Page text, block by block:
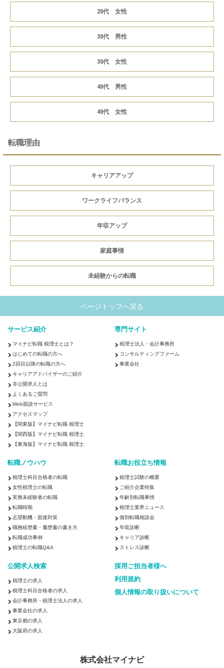
20代 女性
30代 男性
30代 女性
40代 男性
40代 女性
転職理由
キャリアアップ
ワークライフバランス
年収アップ
家庭事情
未経験からの転職
ページトップへ戻る
サービス紹介
マイナビ転職 税理士とは？
はじめての転職の方へ
2回目以降の転職の方へ
キャリアアドバイザーのご紹介
非公開求人とは
よくあるご質問
Web面談サービス
アクセスマップ
【関東版】マイナビ転職 税理士
【関西版】マイナビ転職 税理士
【東海版】マイナビ転職 税理士
専門サイト
税理士法人・会計事務所
コンサルティングファーム
事業会社
転職ノウハウ
税理士科目合格者の転職
女性税理士の転職
実務未経験者の転職
転職時期
志望動機・面接対策
職務経歴書・履歴書の書き方
転職成功事例
税理士の転職Q&A
転職お役立ち情報
税理士試験の概要
ご紹介企業特集
年齢別転職事情
税理士業界ニュース
個別転職相談会
年収診断
キャリア診断
ストレス診断
公開求人検索
税理士の求人
税理士科目合格者の求人
会計事務所・税理士法人の求人
事業会社の求人
東京都の求人
大阪府の求人
採用ご担当者様へ
利用規約
個人情報の取り扱いについて
株式会社マイナビ